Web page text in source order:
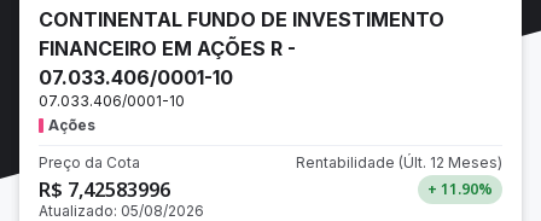
CONTINENTAL FUNDO DE INVESTIMENTO
FINANCEIRO EM AÇÕES R -
07.033.406/0001-10
07.033.406/0001-10
Ações
Preço da Cota
R$ 7,42583996
Atualizado: 05/08/2026
Rentabilidade (Últ. 12 Meses)
+ 11.90%